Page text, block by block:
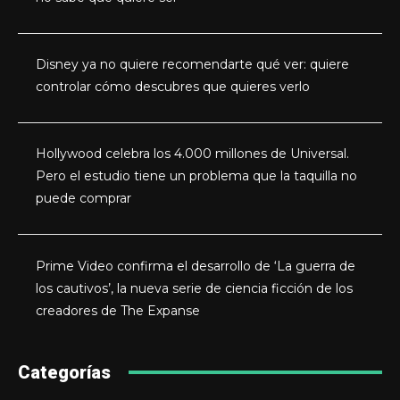
Disney ya no quiere recomendarte qué ver: quiere
controlar cómo descubres que quieres verlo
Hollywood celebra los 4.000 millones de Universal.
Pero el estudio tiene un problema que la taquilla no
puede comprar
Prime Video confirma el desarrollo de ‘La guerra de
los cautivos’, la nueva serie de ciencia ficción de los
creadores de The Expanse
Categorías